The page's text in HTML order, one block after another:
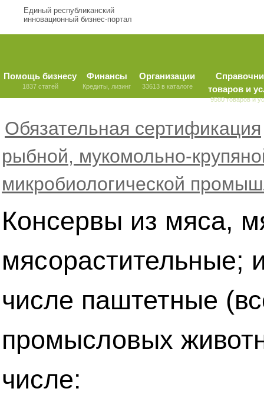
Единый республиканский
инновационный бизнес-портал
Помощь бизнесу
1837 статей
Финансы
Кредиты, лизинг
Организации
33613 в каталоге
товаров и
9580 товаров и
Обязательная сертификация
рыбной, мукомольно-
микробиологической
Консервы из мяса,
мясорастительные;
числе паштетные
промысловых
числе: